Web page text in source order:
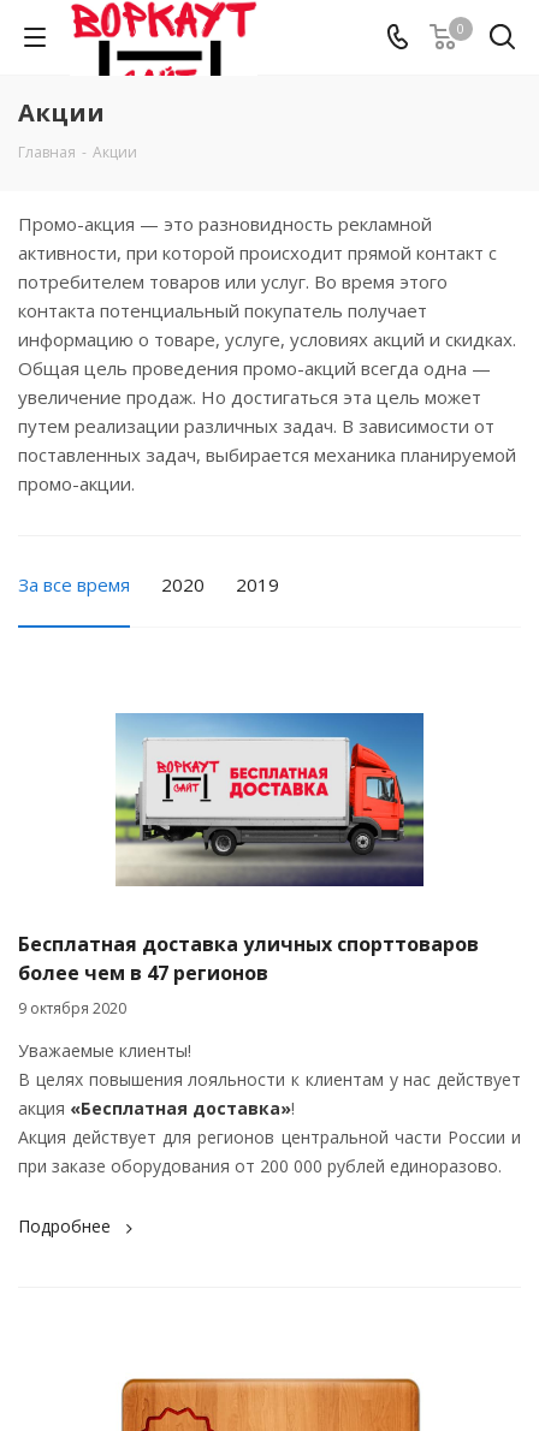
0
Акции
Главная - Акции
Промо-акция — это разновидность рекламной
активности, при которой происходит прямой контакт с
потребителем товаров или услуг. Во время этого
контакта потенциальный покупатель получает
информацию о товаре, услуге, условиях акций и скидках.
Общая цель проведения промо-акций всегда одна —
увеличение продаж. Но достигаться эта цель может
путем реализации различных задач. В зависимости от
поставленных задач, выбирается механика планируемой
промо-акции.
За все время 2020 2019
Бесплатная доставка уличных спорттоваров
более чем в 47 регионов
9 октября 2020
Уважаемые клиенты!
В целях повышения лояльности к клиентам у нас действует
акция «Бесплатная доставка»!
Акция действует для регионов центральной части России и
при заказе оборудования от 200 000 рублей единоразово.
Подробнее